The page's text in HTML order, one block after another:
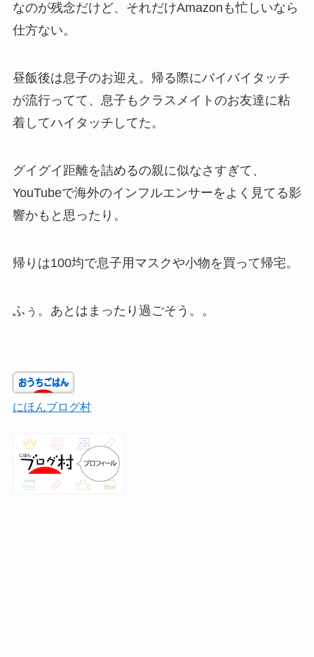
なのが残念だけど、それだけAmazonも忙しいなら
仕方ない。
昼飯後は息子のお迎え。帰る際にバイバイタッチ
が流行ってて、息子もクラスメイトのお友達に粘
着してハイタッチしてた。
グイグイ距離を詰めるの親に似なさすぎて、
YouTubeで海外のインフルエンサーをよく見てる影
響かもと思ったり。
帰りは100均で息子用マスクや小物を買って帰宅。
ふぅ。あとはまったり過ごそう。。
にほんブログ村